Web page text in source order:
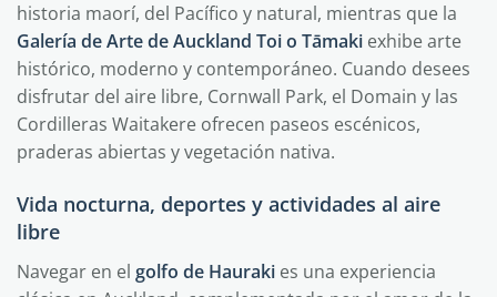
historia maorí, del Pacífico y natural, mientras que la
Galería de Arte de Auckland Toi o Tāmaki exhibe arte
histórico, moderno y contemporáneo. Cuando desees
disfrutar del aire libre, Cornwall Park, el Domain y las
Cordilleras Waitakere ofrecen paseos escénicos,
praderas abiertas y vegetación nativa.
Vida nocturna, deportes y actividades al aire
libre
Navegar en el golfo de Hauraki es una experiencia